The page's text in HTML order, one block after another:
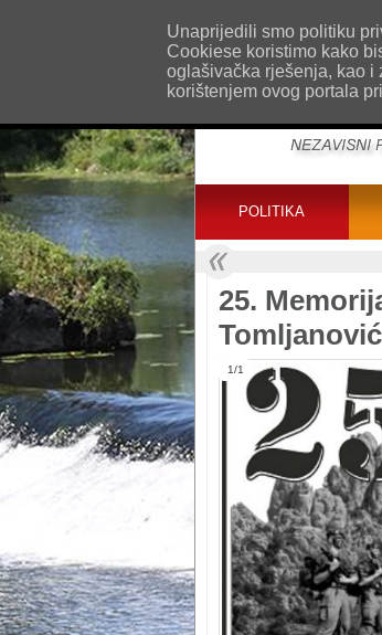
O nama Kontakt
POLITIKA
25.
1/1
Unaprijedili smo politiku
Cookiese koristimo kako
oglašivačka rješenja, kao i
korištenjem ovog portala